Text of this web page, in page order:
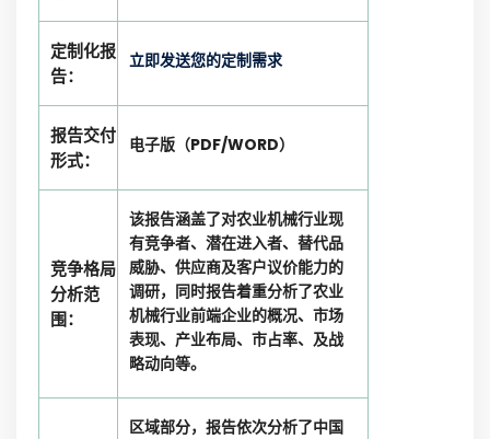
定制化报
告：
立即发送您的定制需求
报告交付
形式：
电子版（PDF/WORD）
竞争格局
分析范
围：
该报告涵盖了对农业机械行业现
有竞争者、潜在进入者、替代品
威胁、供应商及客户议价能力的
调研，同时报告着重分析了农业
机械行业前端企业的概况、市场
表现、产业布局、市占率、及战
略动向等。
区域部分，报告依次分析了中国